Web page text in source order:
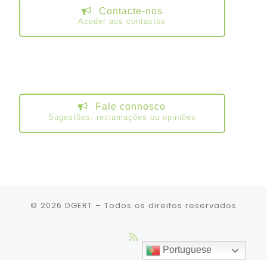
Contacte-nos
Aceder aos contactos
Fale connosco
Sugestões, reclamações ou opiniões
© 2026 DGERT – Todos os direitos reservados
Portuguese